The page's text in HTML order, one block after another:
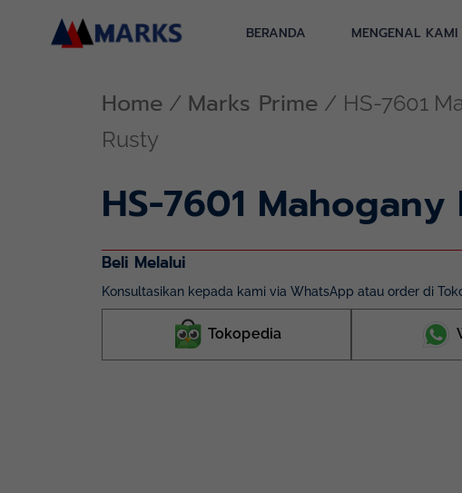
BERANDA MENGENAL KAMI
Home / Marks Prime / HS-7601
Rusty
HS-7601 Mahogany
Beli Melalui
Konsultasikan kepada kami via WhatsApp atau order di
Tokopedia